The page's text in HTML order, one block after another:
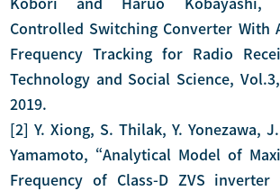
Controlled Switching Converter With
Frequency Tracking for Radio
Technology and Social Science,
2019.
[2] Y. Xiong, S. Thilak, Y. Yonezawa,
Yamamoto, “Analytical Model of
Frequency of Class-D ZVS